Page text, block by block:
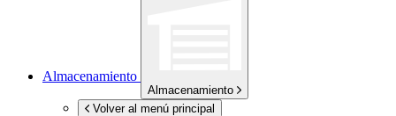
Almacenamiento
Almacenamiento
Volver al menú principal